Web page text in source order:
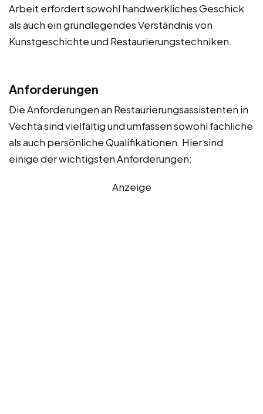
Arbeit erfordert sowohl handwerkliches Geschick
als auch ein grundlegendes Verständnis von
Kunstgeschichte und Restaurierungstechniken.
Anforderungen
Die Anforderungen an Restaurierungsassistenten in
Vechta sind vielfältig und umfassen sowohl fachliche
als auch persönliche Qualifikationen. Hier sind
einige der wichtigsten Anforderungen:
Anzeige